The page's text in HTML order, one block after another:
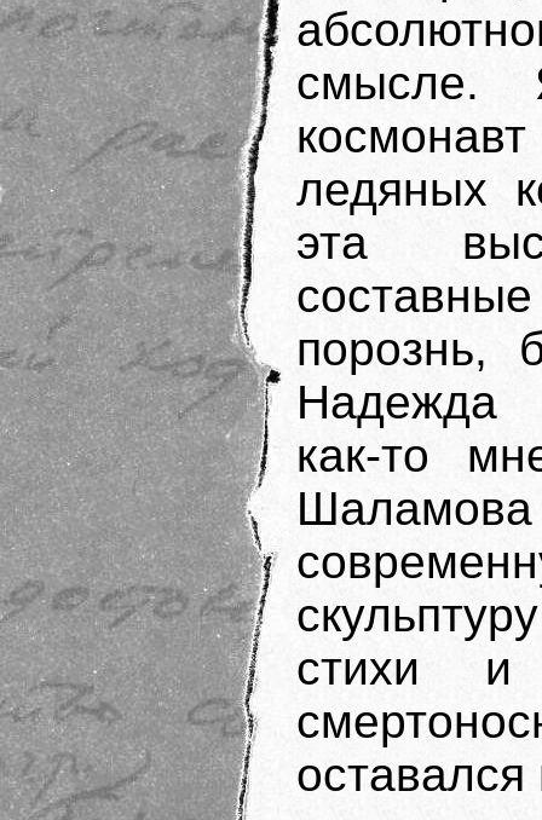
смысле.
ледяных
эта
порознь,
Надежда
как-то
стихи и